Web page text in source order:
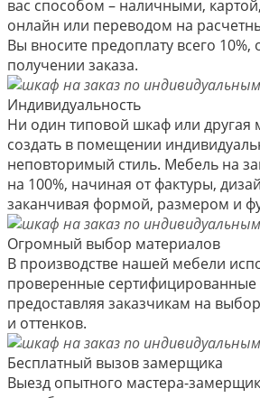
вас способом – наличными,
онлайн или переводом на
Вы вносите предоплату всего 10%,
получении заказа.
Индивидуальность
Ни один типовой шкаф или другая
создать в помещении
неповторимый стиль. Мебель на
на 100%, начиная от фактуры,
заканчивая формой, размером и
Огромный выбор материалов
В производстве нашей мебели
проверенные сертифицированные
предоставляя заказчикам на
и оттенков.
Бесплатный вызов замерщика
Выезд опытного мастера-